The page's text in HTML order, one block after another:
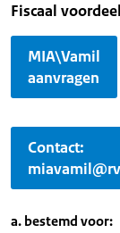
Fiscaal
MIA\Vamil
aanvragen
Contact:
a. bestemd voor: